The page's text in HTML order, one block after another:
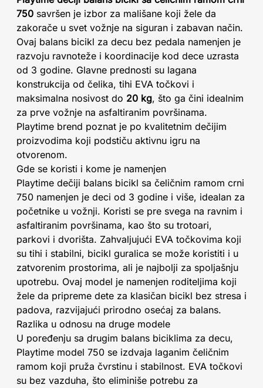
750 savršen je izbor za mališane koji žele da
zakorače u svet vožnje na siguran i zabavan način.
Ovaj balans bicikl za decu bez pedala namenjen je
razvoju ravnoteže i koordinacije kod dece uzrasta
od 3 godine. Glavne prednosti su lagana
konstrukcija od čelika, tihi EVA točkovi i
maksimalna nosivost do 20 kg, što ga čini idealnim
za prve vožnje na asfaltiranim površinama.
Playtime brend poznat je po kvalitetnim dečijim
proizvodima koji podstiču aktivnu igru na
otvorenom.
Gde se koristi i kome je namenjen
Playtime dečiji balans bicikl sa čeličnim ramom crni
750 namenjen je deci od 3 godine i više, idealan za
početnike u vožnji. Koristi se pre svega na ravnim i
asfaltiranim površinama, kao što su trotoari,
parkovi i dvorišta. Zahvaljujući EVA točkovima koji
su tihi i stabilni, bicikl guralica se može koristiti i u
zatvorenim prostorima, ali je najbolji za spoljašnju
upotrebu. Ovaj model je namenjen roditeljima koji
žele da pripreme dete za klasičan bicikl bez stresa i
padova, razvijajući prirodno osećaj za balans.
Razlika u odnosu na druge modele
U poređenju sa drugim balans biciklima za decu,
Playtime model 750 se izdvaja laganim čeličnim
ramom koji pruža čvrstinu i stabilnost. EVA točkovi
su bez vazduha, što eliminiše potrebu za